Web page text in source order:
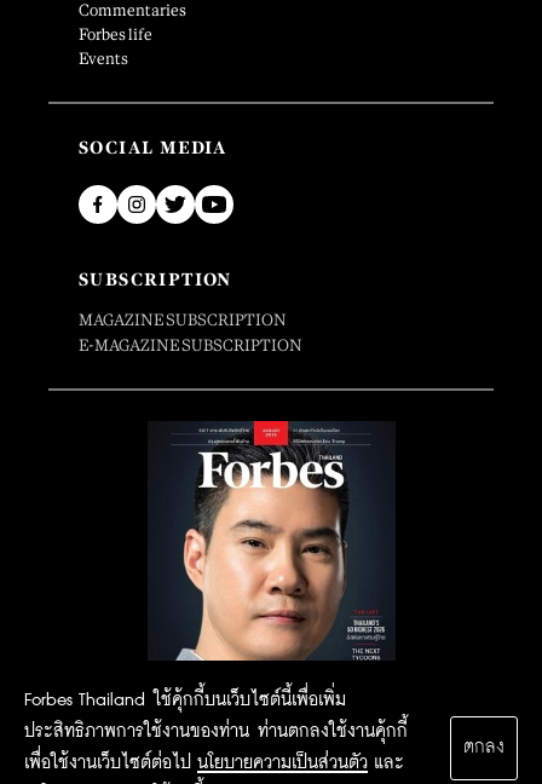
Forbes Thailand ใช้คุ้กกี้บนเว็บไซต์นี้เพื่อเพิ่ม
ประสิทธิภาพการใช้งานของท่าน ท่านตกลงใช้งานคุ้กกี้
เพื่อใช้งานเว็บไซต์ต่อไป นโยบายความเป็นส่วนตัว และ
ตกลง
Commentaries
Forbes life
Events
SOCIAL MEDIA
SUBSCRIPTION
MAGAZINE SUBSCRIPTION
E-MAGAZINE SUBSCRIPTION